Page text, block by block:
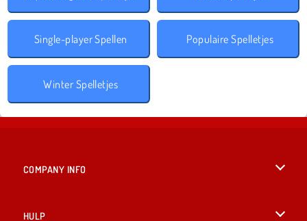
Single-player Spellen Populaire Spelletjes
Winter Spelletjes
COMPANY INFO
HULP